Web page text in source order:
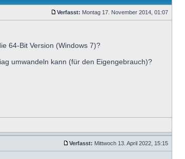
Verfasst: Montag 17. November 2014, 01:07
64-Bit Version (Windows 7)?
umwandeln kann (für den Eigengebrauch)?
Verfasst: Mittwoch 13. April 2022, 15:15